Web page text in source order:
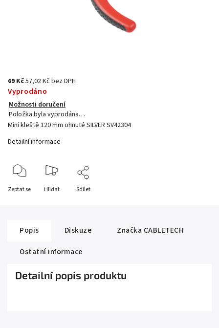
69 Kč57,02 Kč bez DPH
Vyprodáno
Možnosti doručení
Položka byla vyprodána…
Mini kleště 120 mm ohnuté SILVER SV42304
Detailní informace
Zeptat se Hlídat Sdílet
Popis Diskuze Značka CABLETECH
Ostatní informace
Detailní popis produktu